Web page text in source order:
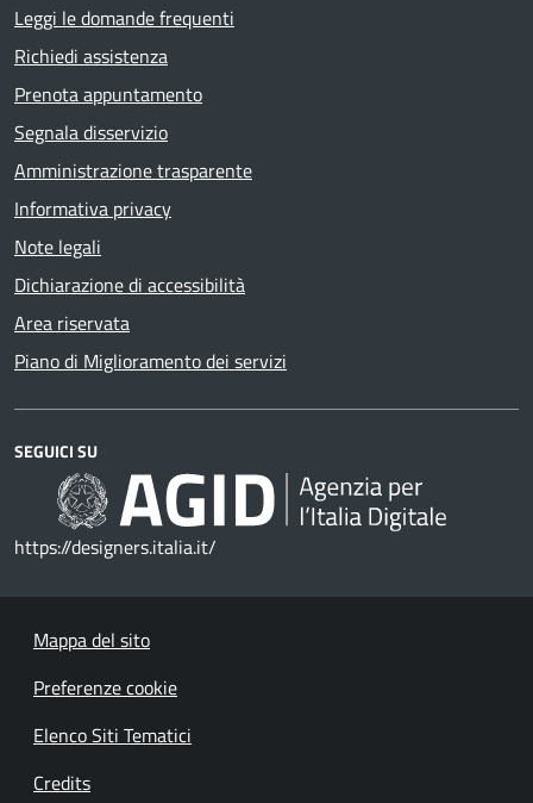
Leggi le domande frequenti
Richiedi assistenza
Prenota appuntamento
Segnala disservizio
Amministrazione trasparente
Informativa privacy
Note legali
Dichiarazione di accessibilità
Area riservata
Piano di Miglioramento dei servizi
SEGUICI SU
https://designers.italia.it/
Mappa del sito
Preferenze cookie
Elenco Siti Tematici
Credits